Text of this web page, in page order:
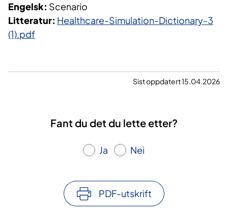
Engelsk: Scenario
Litteratur: Healthcare-Simulation-Dictionary-3
(1).pdf
Sist oppdatert 15.04.2026
Fant du det du lette etter?
Ja Nei
PDF-utskrift